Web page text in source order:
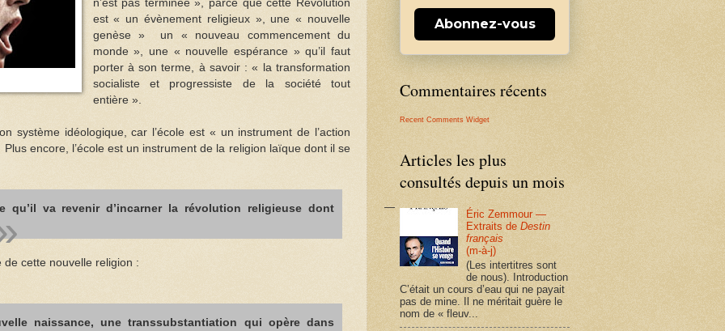
n’est pas terminée », parce que cette Révolution
est « un évènement religieux », une « nouvelle
genèse » un « nouveau commencement du
monde », une « nouvelle espérance » qu’il faut
porter à son terme, à savoir : « la transformation
socialiste et progressiste de la société tout
entière ».
système idéologique, car l’école est « un instrument de l’action
encore, l’école est un instrument de la religion laïque dont il se
qu’il va revenir d’incarner la révolution religieuse dont
de cette nouvelle religion :
naissance, une transsubstantiation qui opère dans
Abonnez-vous
Commentaires récents
Recent Comments Widget
Articles les plus
consultés depuis un mois
Éric Zemmour —
Extraits deDestin
français
(m-à-j)
(Les intertitres sont
de nous). Introduction
C’était un cours d’eau qui ne payait
pas de mine. Il ne méritait guère le
nom de « fleuv...